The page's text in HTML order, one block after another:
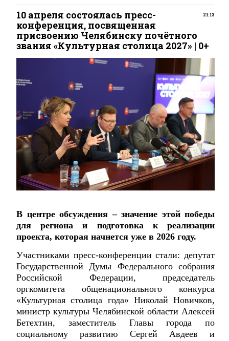
21:13
10 апреля состоялась пресс-
конференция, посвященная
присвоению Челябинску почётного
звания «Культурная столица 2027» | 0+
В центре обсуждения – значение этой победы
для региона и подготовка к реализации
проекта, которая начнется уже в 2026 году.
Участниками пресс-конференции стали: депутат
Государственной Думы Федерального собрания
Российской Федерации, председатель
оргкомитета общенационального конкурса
«Культурная столица года» Николай Новичков,
министр культуры Челябинской области Алексей
Бетехтин, заместитель Главы города по
социальному развитию Сергей Авдеев и